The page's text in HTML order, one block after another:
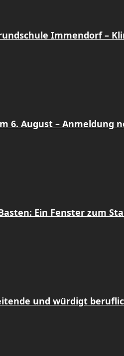
Immendorf –
6. August – Anmeldung
Ein Fenster zum
und würdigt